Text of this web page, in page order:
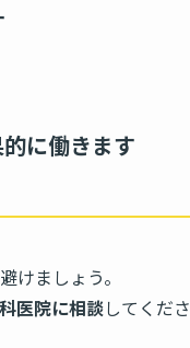
に働きます
けましょう。
医院に相談してくださ